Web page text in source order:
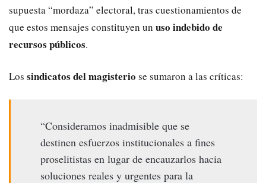
supuesta “mordaza” electoral, tras cuestionamientos de
que estos mensajes constituyen un uso indebido de
recursos públicos.
Los sindicatos del magisterio se sumaron a las críticas:
“Consideramos inadmisible que se
destinen esfuerzos institucionales a fines
proselitistas en lugar de encauzarlos hacia
soluciones reales y urgentes para la